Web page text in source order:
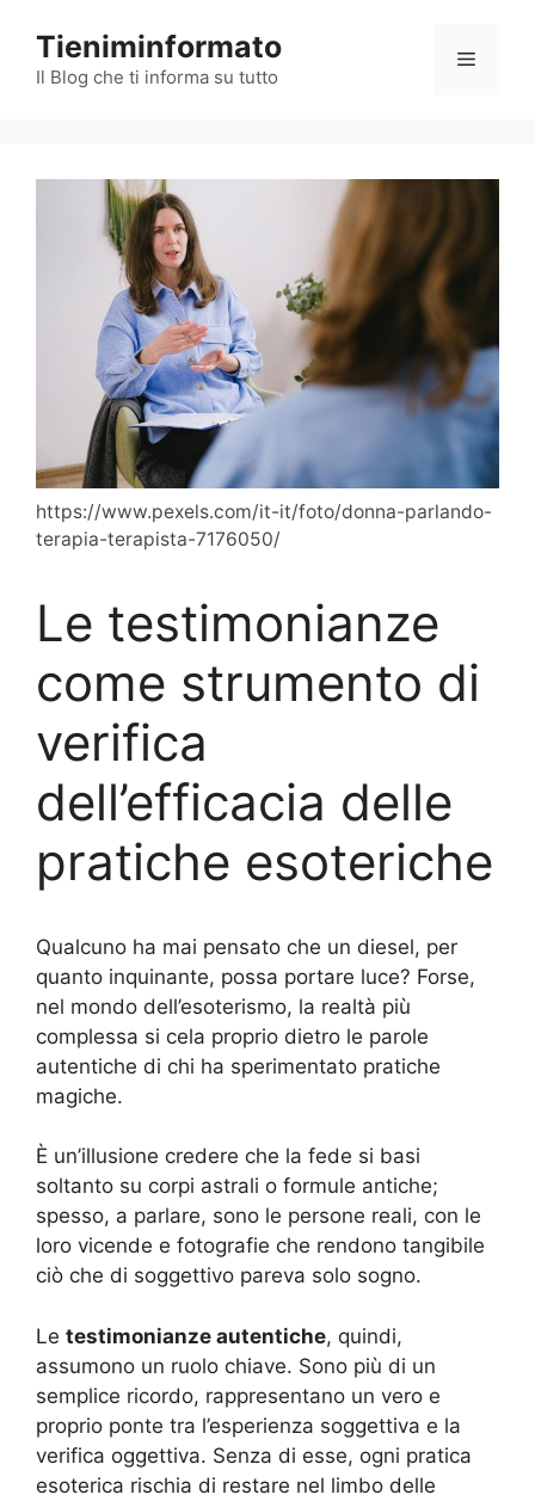
contenuto
Tieniminformato
Il Blog che ti informa su tutto
Menu
https://www.pexels.com/it-it/foto/donna-parlando-
terapia-terapista-7176050/
Le testimonianze
come strumento di
verifica
dell’efficacia delle
pratiche esoteriche
Qualcuno ha mai pensato che un diesel, per
quanto inquinante, possa portare luce? Forse,
nel mondo dell’esoterismo, la realtà più
complessa si cela proprio dietro le parole
autentiche di chi ha sperimentato pratiche
magiche.
È un’illusione credere che la fede si basi
soltanto su corpi astrali o formule antiche;
spesso, a parlare, sono le persone reali, con le
loro vicende e fotografie che rendono tangibile
ciò che di soggettivo pareva solo sogno.
Le testimonianze autentiche, quindi,
assumono un ruolo chiave. Sono più di un
semplice ricordo, rappresentano un vero e
proprio ponte tra l’esperienza soggettiva e la
verifica oggettiva. Senza di esse, ogni pratica
esoterica rischia di restare nel limbo delle